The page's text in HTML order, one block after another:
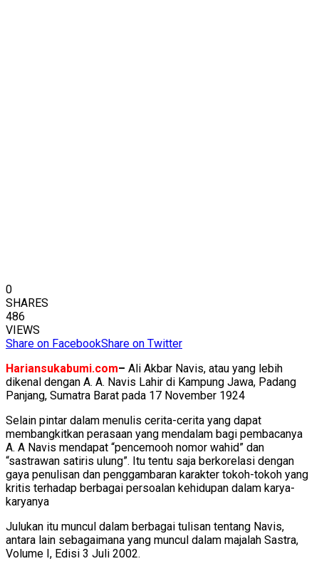
0
SHARES
486
VIEWS
Share on FacebookShare on Twitter
Hariansukabumi.com– Ali Akbar Navis, atau yang lebih
dikenal dengan A. A. Navis Lahir di Kampung Jawa, Padang
Panjang, Sumatra Barat pada 17 November 1924
Selain pintar dalam menulis cerita-cerita yang dapat
membangkitkan perasaan yang mendalam bagi pembacanya
A. A Navis mendapat “pencemooh nomor wahid” dan
“sastrawan satiris ulung”. Itu tentu saja berkorelasi dengan
gaya penulisan dan penggambaran karakter tokoh-tokoh yang
kritis terhadap berbagai persoalan kehidupan dalam karya-
karyanya
Julukan itu muncul dalam berbagai tulisan tentang Navis,
antara lain sebagaimana yang muncul dalam majalah Sastra,
Volume I, Edisi 3 Juli 2002.